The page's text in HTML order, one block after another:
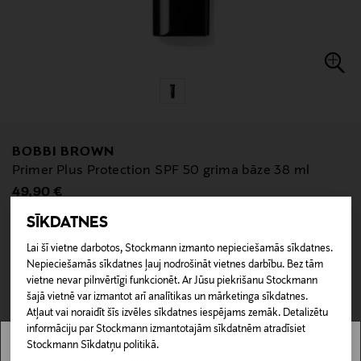
SĪKDATNES
Lai šī vietne darbotos, Stockmann izmanto nepieciešamās sīkdatnes.
Nepieciešamās sīkdatnes ļauj nodrošināt vietnes darbību. Bez tām
vietne nevar pilnvērtīgi funkcionēt. Ar Jūsu piekrišanu Stockmann
šajā vietnē var izmantot arī analītikas un mārketinga sīkdatnes.
Atļaut vai noraidīt šīs izvēles sīkdatnes iespējams zemāk. Detalizētu
informāciju par Stockmann izmantotajām sīkdatnēm atradīsiet
Stockmann Sīkdatņu politikā.
BOBBI BROWN
Primer Plus Protection SPF 50 grima bāze 38 ml
Original Price
49,90 €
Nav pieejams tiešsaistē.
NAV PIEEJAMS
null
null
SVARĪGI! Preces ar atlaidi nav iespējams rezervēt, jo mēs nevaram garantēt šo
preču pieejamību.